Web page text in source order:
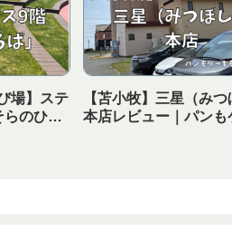
場】ステ
らのひろ
【苫小牧】三星（みつ
本店レビュー｜パンも